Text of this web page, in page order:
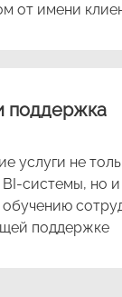
от имени
поддержка
услуги не
BI-системы, но
поддержке